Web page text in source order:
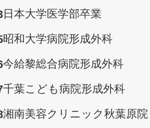
日本大学 医学部卒業
昭和大学病院形成外科
今給黎総合病院形成外科
千葉こども病院形成外科
湘南美容クリニック 秋葉原院